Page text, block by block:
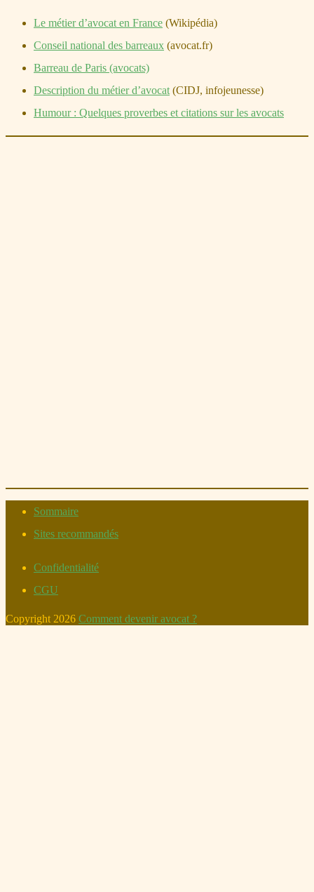
Le métier d’avocat en France (Wikipédia)
Conseil national des barreaux (avocat.fr)
Barreau de Paris (avocats)
Description du métier d’avocat (CIDJ, infojeunesse)
Humour : Quelques proverbes et citations sur les avocats
Sommaire
Sites recommandés
Confidentialité
CGU
Copyright 2026 Comment devenir avocat ?